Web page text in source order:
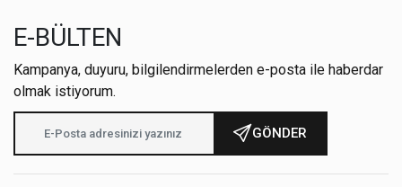
E-BÜLTEN
Kampanya, duyuru, bilgilendirmelerden e-posta ile haberdar
olmak istiyorum.
GÖNDER